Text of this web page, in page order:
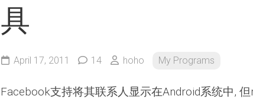
具
April 17, 2011 14 hoho My Programs
Facebook支持将其联系人显示在Android系统中,